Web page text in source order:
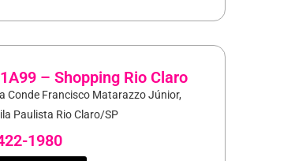
– Shopping Rio Claro
Conde Francisco Matarazzo Júnior,
Paulista Rio Claro/SP
1980